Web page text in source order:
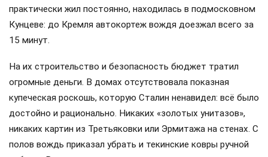
практически жил постоянно, находилась в подмосковном
Кунцеве: до Кремля автокортеж вождя доезжал всего за
15 минут.
На их строительство и безопасность бюджет тратил
огромные деньги. В домах отсутствовала показная
купеческая роскошь, которую Сталин ненавидел: всё было
достойно и рационально. Никаких «золотых унитазов»,
никаких картин из Третьяковки или Эрмитажа на стенах. С
полов вождь приказал убрать и текинские ковры ручной